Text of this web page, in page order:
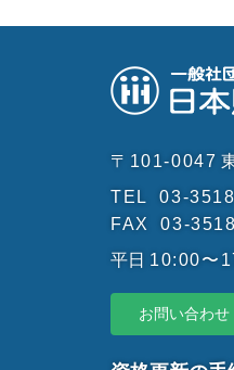
〒101-0047
TEL
03-
FAX
03-
平日 10:00〜
お問い合わせ